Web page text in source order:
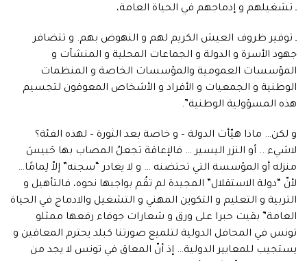
ـ تشغيلهم و إدماجهم في الحياة العامة،
ـ توفير ظروف العيش الكريم لهم و النهوض بهم. و تتضافر
جهود الأسرة و الدولة و الجماعات المحلية و المنشآت و
المؤسسات العمومية والمؤسسات الخاصة و المنظمات
الوطنية و الجمعيات و الأفراد و الأشخاص المعوقون لتجسيم
هذه المسؤولية الوطنية”.
و لكن… ماذا هيّأت الدولة – و خاصة بعد الثورة – لهذه الفئة؟
لاشيء .. أو النزر اليسير … فالإعاقة تجعلُ المصاب بها حَبيسَ
منزله أو المؤسسة التي تحتضنه … و لا يغادر “سجنه” إلاّ لِمامًا…
لأنّ “دولة الاستقلال” المجيدة لم تقُم بواجبها نحوه، فالتأهيل و
التربية و التعليم و التكوين المهني و التشغيل والادماج في الحياة
العامة” بقيت حبرا على ورق و شعارات جوفاء رفعها ممثلو
تونس في المحافل الدولية لتلميع صورتنا كبلد يحترم المعاقين و
يستجيب للمعايير الدولية… إذ أنّ المعاق في تونس لا يجد من